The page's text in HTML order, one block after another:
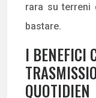
rara su terreni
bastare.
I BENEFICI
QUOTIDIEN